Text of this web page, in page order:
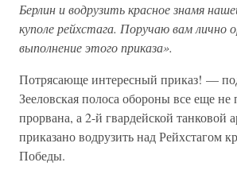
Берлин и водрузить красное знамя
куполе рейхстага. Поручаю вам лично
выполнение этого приказа».
Потрясающе интересный приказ! —
Зееловская полоса обороны все еще не
прорвана, а 2-й гвардейской танковой
приказано водрузить над Рейхстагом
Победы.